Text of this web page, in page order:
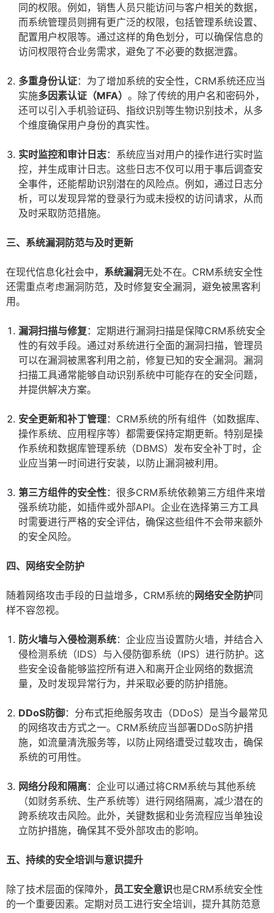
同的权限。例如，销售人员只能访问与客户相关的数据，
而系统管理员则拥有更广泛的权限，包括管理系统设置、
配置用户权限等。通过这样的角色划分，可以确保信息的
访问权限符合业务需求，避免了不必要的数据泄露。
多重身份认证：为了增加系统的安全性，CRM系统还应当
实施多因素认证（MFA） 。除了传统的用户名和密码外，
还可以引入手机验证码、指纹识别等生物识别技术，从多
个维度确保用户身份的真实性。
实时监控和审计日志：系统应当对用户的操作进行实时监
控，并生成审计日志。这些日志不仅可以用于事后调查安
全事件，还能帮助识别潜在的风险点。例如，通过日志分
析，可以发现异常的登录行为或未授权的访问请求，从而
及时采取防范措施。
三、系统漏洞防范与及时更新
在现代信息化社会中， 系统漏洞无处不在。CRM系统安全性
还需重点考虑漏洞防范，及时修复安全漏洞，避免被黑客利
用。
漏洞扫描与修复 ：定期进行漏洞扫描是保障CRM系统安全
性的有效手段。通过对系统进行全面的漏洞扫描，管理员
可以在漏洞被黑客利用之前，修复已知的安全漏洞。漏洞
扫描工具通常能够自动识别系统中可能存在的安全问题，
并提供解决方案。
安全更新和补丁管理：CRM系统的所有组件（如数据库、
操作系统、应用程序等）都需要保持定期更新。特别是操
作系统和数据库管理系统（DBMS）发布安全补丁时，企
业应当第一时间进行安装，以防止漏洞被利用。
第三方组件的安全性：很多CRM系统依赖第三方组件来增
强系统功能，如插件或外部API。企业在选择第三方工具
时需要进行严格的安全评估，确保这些组件不会带来额外
的安全风险。
四、网络安全防护
随着网络攻击手段的日益增多，CRM系统的 网络安全防护同
样不容忽视。
防火墙与入侵检测系统：企业应当设置防火墙，并结合入
侵检测系统（IDS）与入侵防御系统（IPS）进行防护。这
些安全设备能够监控所有进入和离开企业网络的数据流
量，及时发现异常行为，并采取必要的防护措施。
DDoS防御：分布式拒绝服务攻击（DDoS）是当今最常见
的网络攻击方式之一。CRM系统应当部署DDoS防护措
施，如流量清洗服务等，以防止网络遭受过载攻击，确保
系统的可用性。
网络分段和隔离：企业可以通过将CRM系统与其他系统
（如财务系统、生产系统等）进行网络隔离，减少潜在的
跨系统攻击风险。此外，关键数据和业务流程应当单独设
立防护措施，确保其不受外部攻击的影响。
五、持续的安全培训与意识提升
除了技术层面的保障外， 员工安全意识也是CRM系统安全性
的一个重要因素。定期对员工进行安全培训，提升其防范意